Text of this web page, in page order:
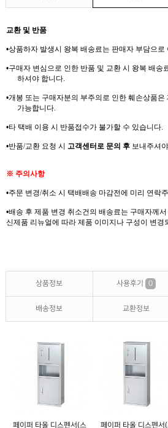
교환 및 반품
•상품하자 발생시 왕복 배송료는 판매자 부담으로
•구매자 변심으로 인한 반품 및 교환 시 왕복 배송
하셔야 합니다.
•개봉 또는 구매자분의 부주의로 인한 훼손상품은
가능합니다.
•타 택배 이용 시 반품접수가 불가할 수 있습니다.
•반품/교환 요청 시 고객센터로 문의 후 보내주셔
※ 주의사항
•주문 변경/취소 시 택배배송 마감전에 미리 연락
•배송 후 제품 변경 취소건의 배송료는 구매자께서
신제품 리뉴얼에 따라 제품 이미지나 구성이 변경
상품정보 사용후기 0
배송정보 교환정보
페이퍼 타올 디스펜서(스 페이퍼 타올 디스펜서(